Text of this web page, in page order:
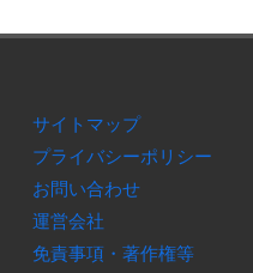
サイトマップ
プライバシーポリシー
お問い合わせ
運営会社
免責事項・著作権等